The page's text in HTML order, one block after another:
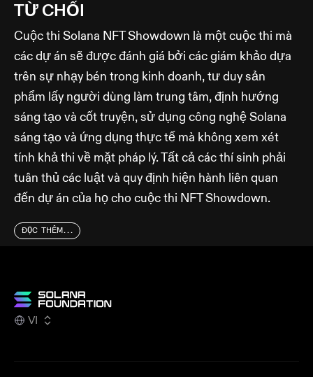
TỪ CHỐI
Cuộc thi Solana NFT Showdown là một cuộc thi mà
các dự án sẽ được đánh giá bởi các giám khảo dựa
trên sự nhạy bén trong kinh doanh, tư duy sản
phẩm lấy người dùng làm trung tâm, định hướng
sáng tạo và cốt truyện, sử dụng công nghệ Solana
sáng tạo và ứng dụng thực tế mà không xem xét
tính khả thi về mặt pháp lý. Tất cả các thí sinh phải
tuân thủ các luật và quy định hiện hành liên quan
đến dự án của họ cho cuộc thi NFT Showdown.
ĐỌC THÊM...
VI